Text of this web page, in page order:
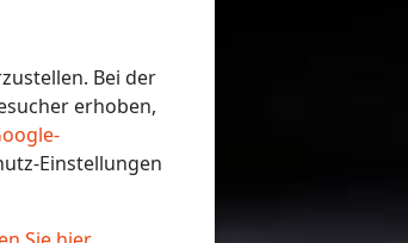
Bei der
erhoben,
Einstellungen